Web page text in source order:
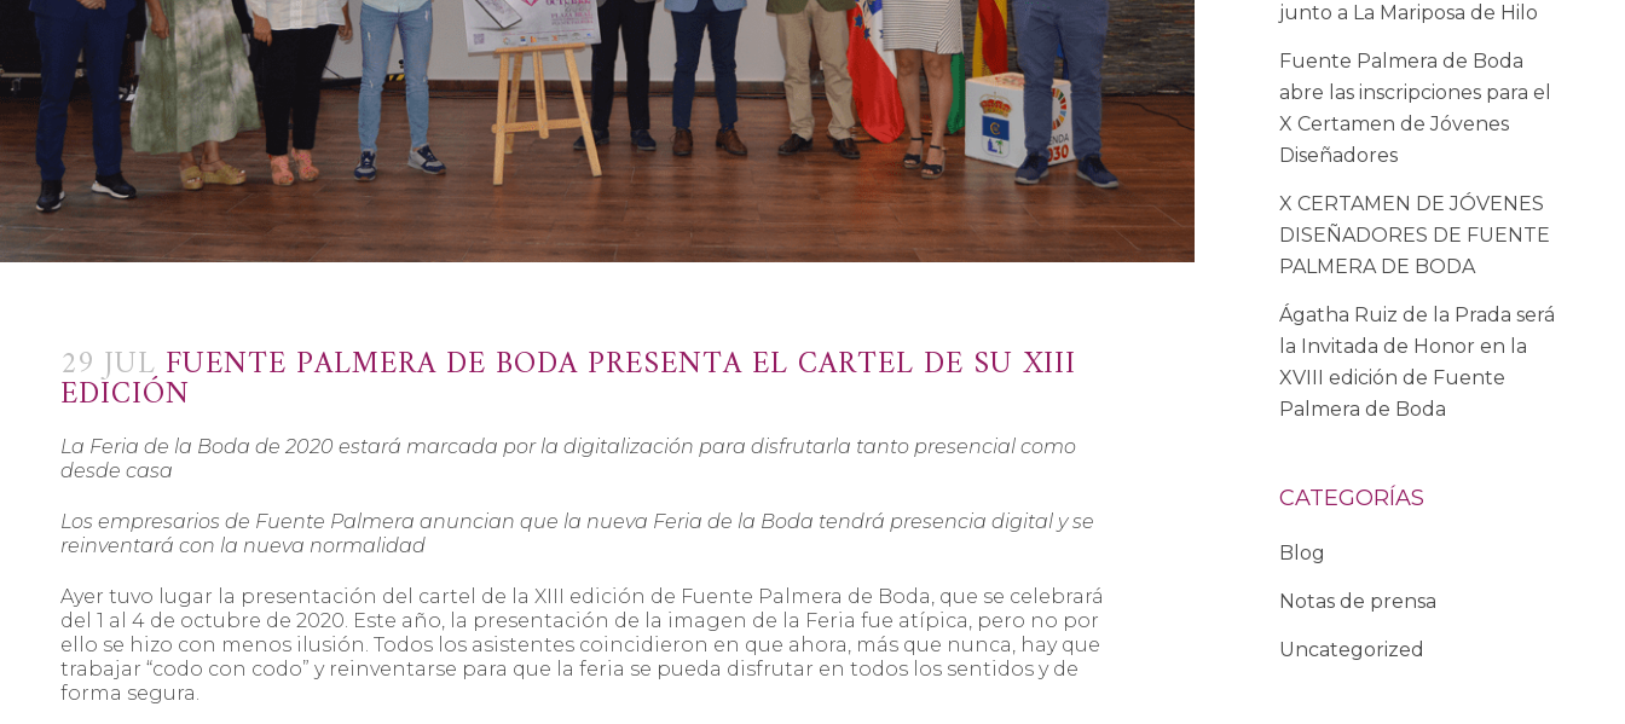
29 JULFUENTE PALMERA DE BODA PRESENTA EL CARTEL DE SU XIII
EDICIÓN
La Feria de la Boda de 2020 estará marcada por la digitalización para disfrutarla tanto presencial como
desde casa
Los empresarios de Fuente Palmera anuncian que la nueva Feria de la Boda tendrá presencia digital y se
reinventará con la nueva normalidad
Ayer tuvo lugar la presentación del cartel de la XIII edición de Fuente Palmera de Boda, que se celebrará
del 1 al 4 de octubre de 2020. Este año, la presentación de la imagen de la Feria fue atípica, pero no por
ello se hizo con menos ilusión. Todos los asistentes coincidieron en que ahora, más que nunca, hay que
trabajar “codo con codo” y reinventarse para que la feria se pueda disfrutar en todos los sentidos y de
forma segura.
junto a La Mariposa de Hilo
Fuente Palmera de Boda
abre las inscripciones para el
X Certamen de Jóvenes
Diseñadores
X CERTAMEN DE JÓVENES
DISEÑADORES DE FUENTE
PALMERA DE BODA
Ágatha Ruiz de la Prada será
la Invitada de Honor en la
XVIII edición de Fuente
Palmera de Boda
CATEGORÍAS
Blog
Notas de prensa
Uncategorized